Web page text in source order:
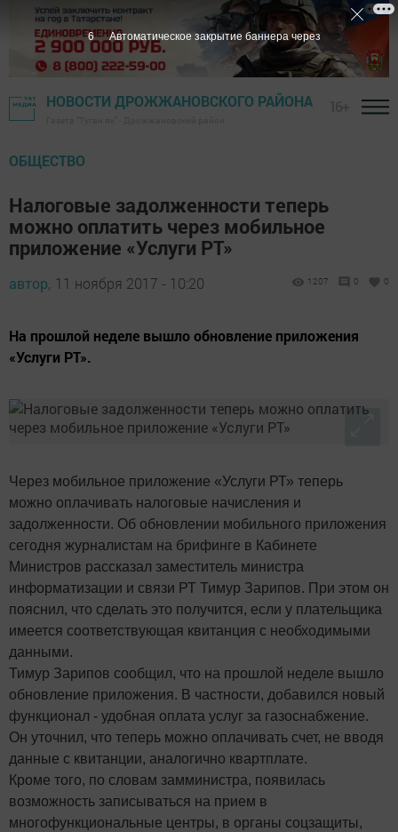
НОВОСТИ ДРОЖЖАНОВСКОГО РАЙОНА
ОБЩЕСТВО
Налоговые задолженности теперь
можно оплатить через мобильное
приложение «Услуги РТ»
автор, 11 ноября 2017 - 10:20 1207 0 0
На прошлой неделе вышло обновление приложения
«Услуги РТ».
Через мобильное приложение «Услуги РТ» теперь
можно оплачивать налоговые начисления и
задолженности. Об обновлении мобильного приложения
сегодня журналистам на брифинге в Кабинете
Министров рассказал заместитель министра
информатизации и связи РТ Тимур Зарипов. При этом он
пояснил, что сделать это получится, если у плательщика
имеется соответствующая квитанция с необходимыми
данными.
Тимур Зарипов сообщил, что на прошлой неделе вышло
обновление приложения. В частности, добавился новый
функционал - удобная оплата услуг за газоснабжение.
Он уточнил, что теперь можно оплачивать счет, не вводя
данные с квитанции, аналогично квартплате.
Кроме того, по словам замминистра, появилась
возможность записываться на прием в
многофункциональные центры, в органы соцзащиты,
5 Автоматическое закрытие баннера через